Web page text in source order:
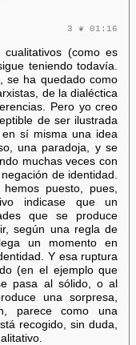
3 ❦ 01:16
(como es
teniendo todavía.
se ha quedado como
de la dialéctica
Pero yo creo
de ser ilustrada
sí misma una idea
una paradoja, y se
muchas veces con
de identidad.
puesto, pues,
indicase que un
que se produce
según una regla de
un momento en
Y esa ruptura
(en el ejemplo que
pasa al sólido, o al
una sorpresa,
parece como una
recogido, sin duda,